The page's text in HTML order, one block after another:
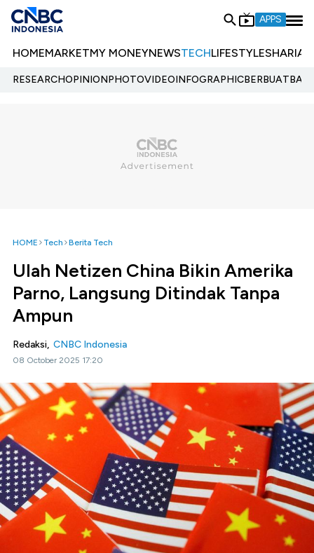
APPS
HOMEMARKETMY MONEYNEWSTECHLIFESTYLESHARIA
RESEARCHOPINIONPHOTOVIDEOINFOGRAPHIC
HOME Tech Berita Tech
Ulah Netizen China Bikin Amerika
Parno, Langsung Ditindak Tanpa
Ampun
Redaksi, CNBC Indonesia
08 October 2025 17:20